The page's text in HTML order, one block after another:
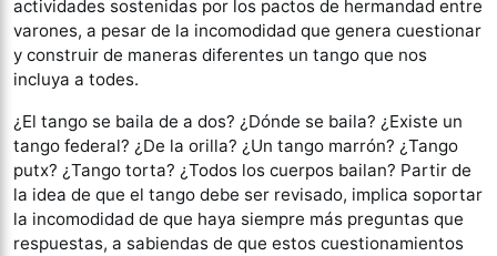
actividades sostenidas por los pactos de hermandad entre
varones, a pesar de la incomodidad que genera cuestionar
y construir de maneras diferentes un tango que nos
incluya a todes.
¿El tango se baila de a dos? ¿Dónde se baila? ¿Existe un
tango federal? ¿De la orilla? ¿Un tango marrón? ¿Tango
putx? ¿Tango torta? ¿Todos los cuerpos bailan? Partir de
la idea de que el tango debe ser revisado, implica soportar
la incomodidad de que haya siempre más preguntas que
respuestas, a sabiendas de que estos cuestionamientos